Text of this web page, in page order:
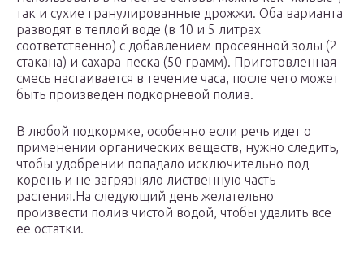
так и сухие гранулированные дрожжи. Оба варианта
разводят в теплой воде (в 10 и 5 литрах
соответственно) с добавлением просеянной золы (2
стакана) и сахара-песка (50 грамм). Приготовленная
смесь настаивается в течение часа, после чего может
быть произведен подкорневой полив.
В любой подкормке, особенно если речь идет о
применении органических веществ, нужно следить,
чтобы удобрении попадало исключительно под
корень и не загрязняло лиственную часть
растения.На следующий день желательно
произвести полив чистой водой, чтобы удалить все
ее остатки.